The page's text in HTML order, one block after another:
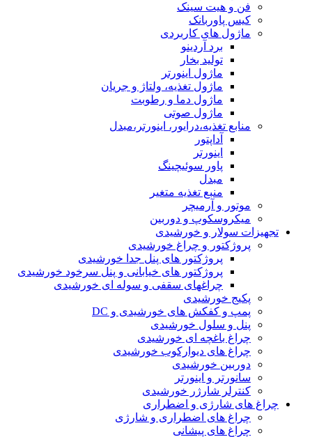
فن و هیت سینک
کیس پاوربانک
ماژول های کاربردی
برد آردینو
تولید بخار
ماژول اینورتر
ماژول تغذیه، ولتاژ و جریان
ماژول دما و رطوبت
ماژول صوتی
منابع تغذیه،درایور، اینورتر،مبدل
آداپتور
اینورتر
پاور سوئیچینگ
مبدل
منبع تغذیه متغیر
موتور و آرمیچر
میکروسکوپ و دوربین
تجهیزات سولار و خورشیدی
پروژکتور و چراغ خورشیدی
پروژکتور های پنل جدا خورشیدی
پروژکتور های خیابانی و پنل سرخود خورشیدی
چراغهای سقفی و سوله ای خورشیدی
پکیج خورشیدی
پمپ و کفکش های خورشیدی و DC
پنل و سلول خورشیدی
چراغ باغچه ای خورشیدی
چراغ های دیوارکوب خورشیدی
دوربین خورشیدی
سانورتر و اینورتر
کنترلر شارژر خورشیدی
چراغ های شارژی و اضطراری
چراغ های اضطراری و شارژی
چراغ های پیشانی